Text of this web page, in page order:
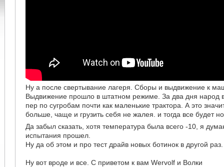
Ну а после свертывание лагеря. Сборы и выдвижение к
Выдвижение прошло в штатном режиме. За два дня народ
пер по сугробам почти как маленькие трактора. А это
больше, чаще и грузить себя не жалея. и тогда все будет
Да забыл сказать, хотя температура была всего -10, я
испытания прошел.
Ну да об этом и про тест драйв новых ботинок в другой раз.
Ну вот вроде и все. С приветом к вам Wervolf и Волки